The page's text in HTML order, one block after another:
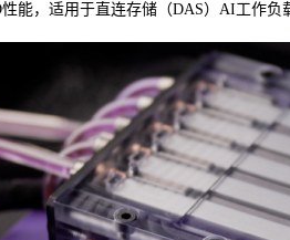
能，适用于直连存储（DAS）AI工作负